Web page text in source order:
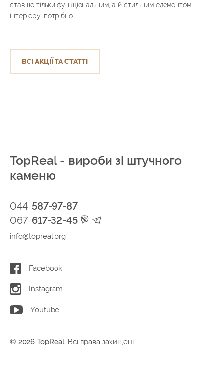
став не тільки функціональним, а й стильним елементом
інтер’єру, потрібно
ВСІ АКЦІЇ ТА СТАТТІ
TopReal - вироби зі штучного
каменю
044 587-97-87
067 617-32-45
info@topreal.org
Facebook
Instagram
Youtube
© 2026 TopReal. Всі права захищені